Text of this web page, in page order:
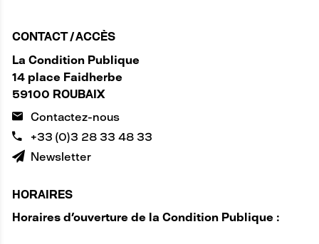
CONTACT / ACCÈS
La Condition Publique
14 place Faidherbe
59100 ROUBAIX
Contactez-nous
+33 (0)3 28 33 48 33
Newsletter
HORAIRES
Horaires d'ouverture de la Condition Publique :